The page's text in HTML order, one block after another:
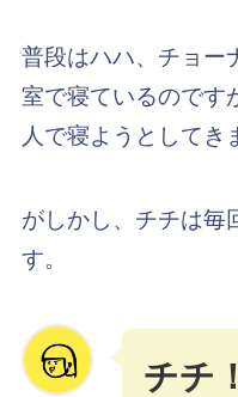
普段はハハ、チョー
室で寝ているのです
人で寝ようとしてき
がしかし、チチは毎
す。
チチ